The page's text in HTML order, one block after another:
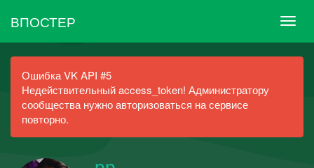
ВПОСТЕР
Ошибка VK API #5
Недействительный access_token! Администратору
сообщества нужно авторизоваться на сервисе
повторно.